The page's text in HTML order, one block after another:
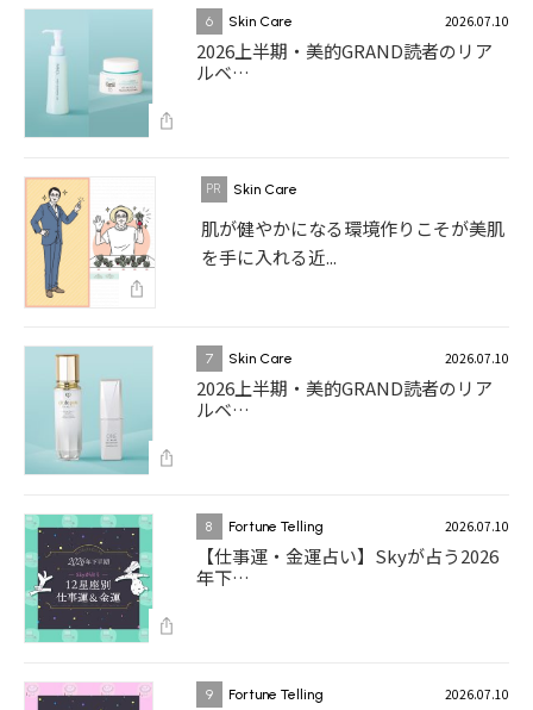
6 Skin Care 2026.07.10
2026上半期・美的GRAND読者のリア
ルベ…
Skin Care
肌が健やかになる環境作りこそが美肌
を手に入れる近...
7 Skin Care 2026.07.10
2026上半期・美的GRAND読者のリア
ルベ…
8 Fortune Telling 2026.07.10
【仕事運・金運占い】Skyが占う2026
年下…
9 Fortune Telling 2026.07.10